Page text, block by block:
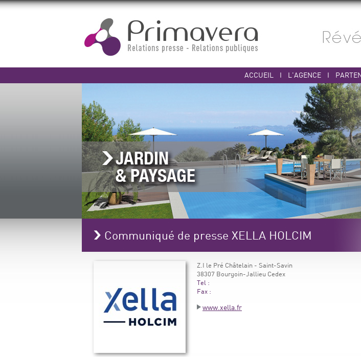
ACCUEIL I L'AGENCE I
Communiqué de presse XELLA HOLCIM
Z.I le Pré Châtelain - Saint-Savin
38307 Bourgoin-Jallieu Cedex
Tel :
Fax :
www.xella.fr